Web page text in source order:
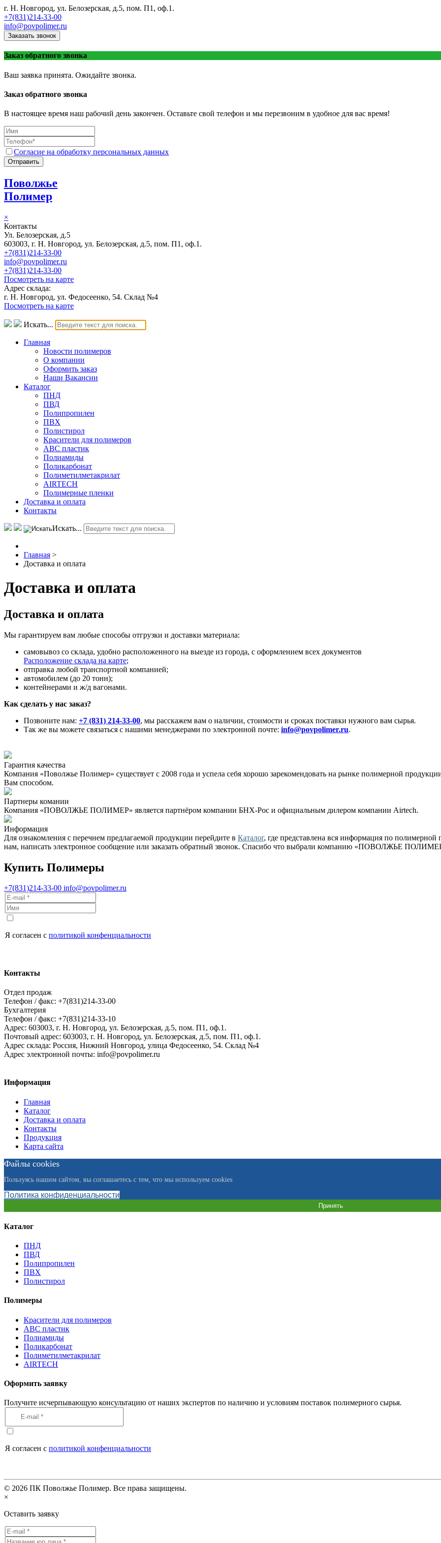
г. Н. Новгород, ул. Белозерская, д.5, пом. П1, оф.1.
+7(831)214-33-00
info@povpolimer.ru
Заказать звонок
Заказ обратного звонка
Ваш заявка принята. Ожидайте звонка.
Заказ обратного звонка
В настоящее время наш рабочий день закончен. Оставьте свой телефон и мы перезвоним в удобное для вас время!
Согласие на обработку персональных данных
Отправить
Поволжье
Полимер
×
Контакты
Ул. Белозерская, д.5
603003, г. Н. Новгород, ул. Белозерская, д.5, пом. П1, оф.1.
+7(831)214-33-00
info@povpolimer.ru
+7(831)214-33-00
Посмотреть на карте
Адрес склада:
г. Н. Новгород, ул. Федосеенко, 54. Склад №4
Посмотреть на карте
Искать...
Главная
Новости полимеров
О компании
Оформить заказ
Наши Вакансии
Каталог
ПНД
ПВД
Полипропилен
ПВХ
Полистирол
Красители для полимеров
АВС пластик
Полиамиды
Поликарбонат
Полиметилметакрилат
AIRTECH
Полимерные пленки
Доставка и оплата
Контакты
Искать...
Главная >
Доставка и оплата
Доставка и оплата
Доставка и оплата
Мы гарантируем вам любые способы отгрузки и доставки материала:
самовывоз со склада, удобно расположенного на выезде из города, с оформлением всех документов
Расположение склада на карте;
отправка любой транспортной компанией;
автомобилем (до 20 тонн);
контейнерами и ж/д вагонами.
Как сделать у нас заказ?
Позвоните нам: +7 (831) 214-33-00, мы расскажем вам о наличии, стоимости и сроках поставки нужного вам сырья.
Так же вы можете связаться с нашими менеджерами по электронной почте: info@povpolimer.ru.
Гарантия качества
Компания «Поволжье Полимер» существует с 2008 года и успела себя хорошо зарекомендовать на рынке полимерной
Вам способом.
Партнеры комании
Компания «ПОВОЛЖЬЕ ПОЛИМЕР» является партнёром компании БНХ-Рос и официальным дилером компании Airtech.
Информация
Для ознакомления с перечнем предлагаемой продукции перейдите в Каталог, где представлена вся информация по
нам, написать электронное сообщение или заказать обратный звонок. Спасибо что выбрали компанию «ПОВОЛЖЬЕ
Купить Полимеры
+7(831)214-33-00 info@povpolimer.ru
Я согласен с политикой конфенциальности
Контакты
Отдел продаж
Телефон / факс: +7(831)214-33-00
Бухгалтерия
Телефон / факс: +7(831)214-33-10
Адрес: 603003, г. Н. Новгород, ул. Белозерская, д.5, пом. П1, оф.1.
Почтовый адрес: 603003, г. Н. Новгород, ул. Белозерская, д.5, пом. П1, оф.1.
Адрес склада: Россия, Нижний Новгород, улица Федосеенко, 54. Склад №4
Адрес электронной почты: info@povpolimer.ru
Информация
Главная
Каталог
Доставка и оплата
Контакты
Продукция
Карта сайта
Файлы cookies
Пользуясь нашим сайтом, вы соглашаетесь с тем, что мы используем cookies
Политика конфиденциальности
Принять
Каталог
ПНД
ПВД
Полипропилен
ПВХ
Полистирол
Полимеры
Красители для полимеров
АВС пластик
Полиамиды
Поликарбонат
Полиметилметакрилат
AIRTECH
Оформить заявку
Получите исчерпывающую консультацию от наших экспертов по наличию и условиям поставок полимерного сырья.
Я согласен с политикой конфенциальности
© 2026 ПК Поволжье Полимер. Все права защищены.
×
Оставить заявку